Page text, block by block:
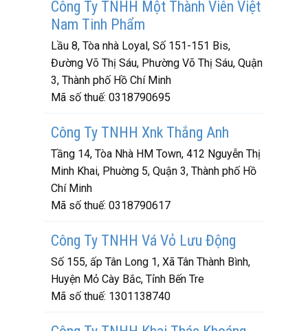
Công Ty TNHH Một Thành Viên Việt
Nam Tinh Phẩm
Lầu 8, Tòa nhà Loyal, Số 151-151 Bis,
Đường Võ Thị Sáu, Phường Võ Thị Sáu, Quận
3, Thành phố Hồ Chí Minh
Mã số thuế: 0318790695
Công Ty TNHH Xnk Thắng Anh
Tầng 14, Tòa Nhà HM Town, 412 Nguyễn Thị
Minh Khai, Phuờng 5, Quận 3, Thành phố Hồ
Chí Minh
Mã số thuế: 0318790617
Công Ty TNHH Vá Vỏ Lưu Động
Số 155, ấp Tân Long 1, Xã Tân Thành Bình,
Huyện Mỏ Cày Bắc, Tỉnh Bến Tre
Mã số thuế: 1301138740